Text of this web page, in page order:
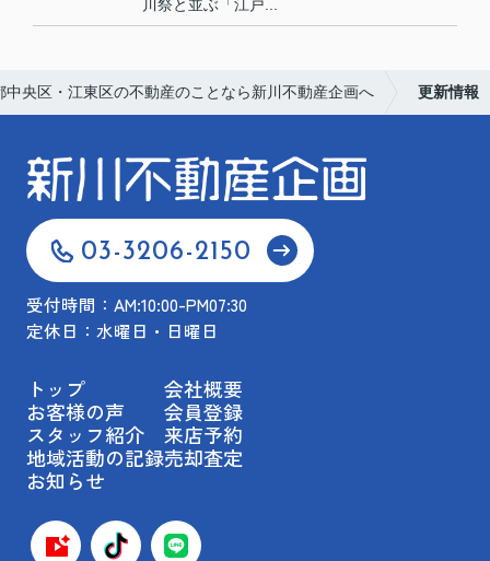
川祭と並ぶ「江戸...
中央区・江東区の不動産のことなら新川不動産企画へ 更新情報
03-3206-2150
受付時間：AM:10:00-PM07:30
定休日：水曜日・日曜日
トップ
お客様の声
スタッフ紹介
地域活動の記録
お知らせ
会社概要
会員登録
来店予約
売却査定